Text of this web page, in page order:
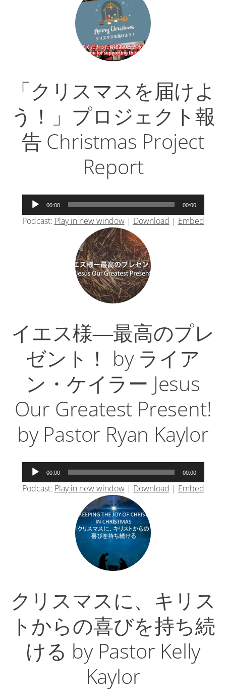
「クリスマスを届けよ
う！」プロジェクト報
告 Christmas Project
Report
声
プ
00:00 00:00
Podcast: Play in new window| Download | Embed
イエス様―最高のプレ
ゼント！ by ライア
ン・ケイラー Jesus
Our Greatest Present!
by Pastor Ryan Kaylor
声
プ
00:00 00:00
Podcast: Play in new window| Download | Embed
クリスマスに、キリス
トからの喜びを持ち続
ける by Pastor Kelly
Kaylor